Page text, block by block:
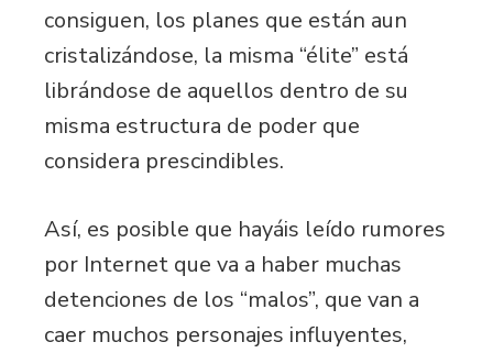
consiguen, los planes que están aun
cristalizándose, la misma “élite” está
librándose de aquellos dentro de su
misma estructura de poder que
considera prescindibles.
Así, es posible que hayáis leído rumores
por Internet que va a haber muchas
detenciones de los “malos”, que van a
caer muchos personajes influyentes,